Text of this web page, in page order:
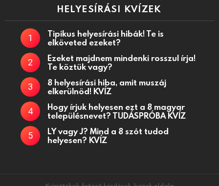
HELYESÍRÁSI KVÍZEK
Tipikus helyesírási hibák! Te is
elköveted ezeket?
Ezeket majdnem mindenki rosszul írja!
Te köztük vagy?
8 helyesírási hiba, amit muszáj
elkerülnöd! KVÍZ
Hogy írjuk helyesen ezt a 8 magyar
településnevet? TUDÁSPRÓBA KVÍZ
LY vagy J? Mind a 8 szót tudod
helyesen? KVÍZ